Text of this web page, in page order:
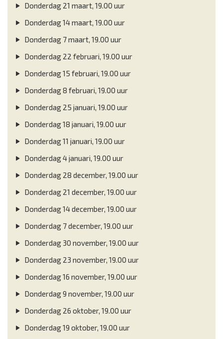
Donderdag 21 maart, 19.00 uur
Donderdag 14 maart, 19.00 uur
Donderdag 7 maart, 19.00 uur
Donderdag 22 februari, 19.00 uur
Donderdag 15 februari, 19.00 uur
Donderdag 8 februari, 19.00 uur
Donderdag 25 januari, 19.00 uur
Donderdag 18 januari, 19.00 uur
Donderdag 11 januari, 19.00 uur
Donderdag 4 januari, 19.00 uur
Donderdag 28 december, 19.00 uur
Donderdag 21 december, 19.00 uur
Donderdag 14 december, 19.00 uur
Donderdag 7 december, 19.00 uur
Donderdag 30 november, 19.00 uur
Donderdag 23 november, 19.00 uur
Donderdag 16 november, 19.00 uur
Donderdag 9 november, 19.00 uur
Donderdag 26 oktober, 19.00 uur
Donderdag 19 oktober, 19.00 uur